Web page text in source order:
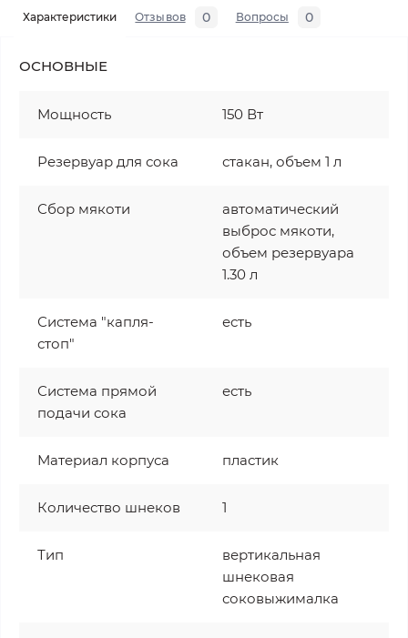
Характеристики Отзывов 0 Вопросы 0
ОСНОВНЫЕ
Мощность 150 Вт
Резервуар для сока стакан, объем 1 л
Сбор мякоти
автоматический
выброс мякоти,
объем резервуара
1.30 л
Система "капля-
стоп"
есть
Система прямой
подачи сока
есть
Материал корпуса пластик
Количество шнеков 1
Тип
вертикальная
шнековая
соковыжималка